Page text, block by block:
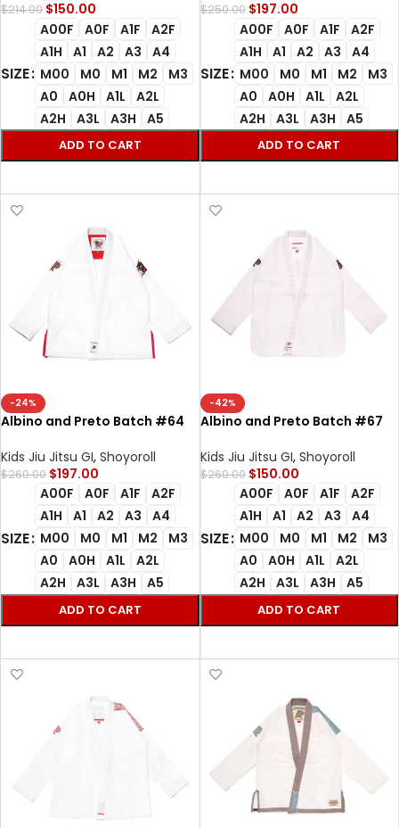
$214.00 $150.00
SIZE
A00F A0F A1F
A2F
A1H
A1 A2 A3
A4
M00
M0 M1 M2
M3
A0
A0H A1L
A2L
A2H
A3L A3H A5
ADD TO CART
$250.00 $197.00
SIZE
A00F A0F A1F
A2F
A1H
A1 A2 A3
A4
M00
M0 M1 M2
M3
A0
A0H A1L
A2L
A2H
A3L A3H A5
ADD TO CART
-24%
Albino and Preto Batch #64
Kids Jiu Jitsu GI, Shoyoroll
$260.00 $197.00
SIZE
A00F A0F A1F
A2F
A1H
A1 A2 A3
A4
M00
M0 M1 M2
M3
A0
A0H A1L
A2L
A2H
A3L A3H A5
ADD TO CART
-42%
Albino and Preto Batch #67
Kids Jiu Jitsu GI, Shoyoroll
$260.00 $150.00
SIZE
A00F A0F A1F
A2F
A1H
A1 A2 A3
A4
M00
M0 M1 M2
M3
A0
A0H A1L
A2L
A2H
A3L A3H A5
ADD TO CART